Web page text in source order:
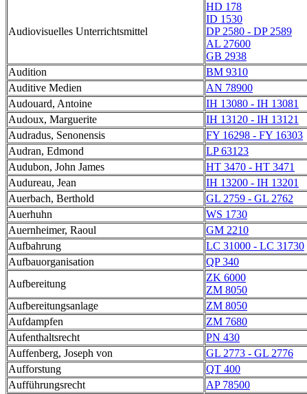
Audiovisuelles Unterrichtsmittel
HD 178
ID 1530
DP 2580 - DP 2589
AL 27600
GB 2938
Audition
BM 9310
Auditive Medien
AN 78900
Audouard, Antoine
IH 13080 - IH 13081
Audoux, Marguerite
IH 13120 - IH 13121
Audradus, Senonensis
FY 16298 - FY 16303
Audran, Edmond
LP 63123
Audubon, John James
HT 3470 - HT 3471
Audureau, Jean
IH 13200 - IH 13201
Auerbach, Berthold
GL 2759 - GL 2762
Auerhuhn
WS 1730
Auernheimer, Raoul
GM 2210
Aufbahrung
LC 31000 - LC 31730
Aufbauorganisation
QP 340
Aufbereitung
ZK 6000
ZM 8050
Aufbereitungsanlage
ZM 8050
Aufdampfen
ZM 7680
Aufenthaltsrecht
PN 430
Auffenberg, Joseph von
GL 2773 - GL 2776
Aufforstung
QT 400
Aufführungsrecht
AP 78500